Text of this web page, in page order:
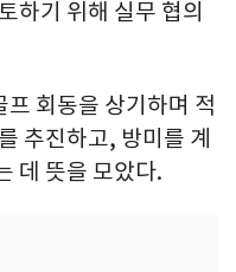
하기 위해 실무 협의
회동을 상기하며 적
추진하고, 방미를 계
데 뜻을 모았다.